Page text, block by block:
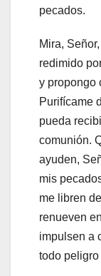
pecados.
Mira,
redimido
y propongo
Purifícame
pueda
comunión.
ayuden,
mis
me libren
renueven
impulsen a
todo peligro